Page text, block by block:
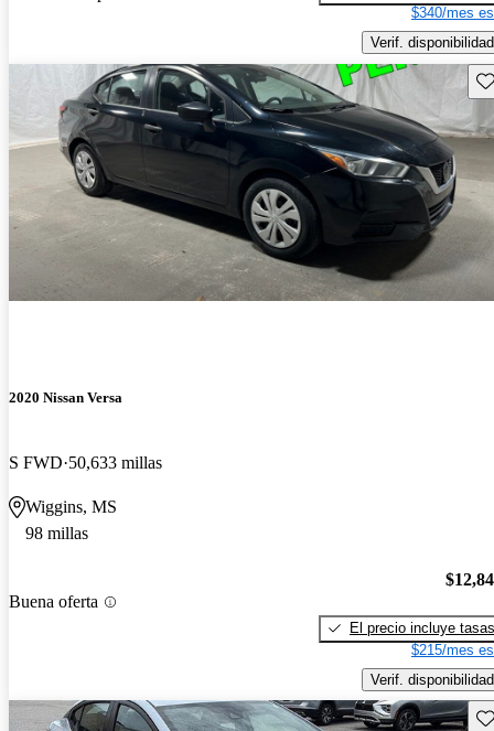
$340/mes
Verif. disponibilidad
2020 Nissan Versa
S FWD 50,633 millas
Wiggins, MS
98 millas
Buena oferta
El precio incluye tasas
$215/mes
Verif. disponibilidad